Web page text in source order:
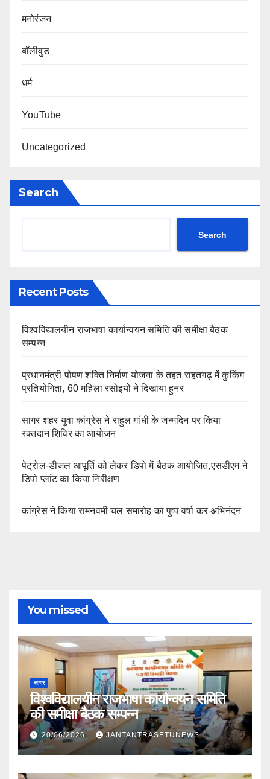
मनोरंजन
बॉलीवुड
धर्म
YouTube
Uncategorized
Search
Search
Recent Posts
विश्वविद्यालयीन राजभाषा कार्यान्वयन समिति की समीक्षा बैठक
सम्पन्न
प्रधानमंत्री पोषण शक्ति निर्माण योजना के तहत राहतगढ़ में कुकिंग
प्रतियोगिता, 60 महिला रसोइयों ने दिखाया हुनर
सागर शहर युवा कांग्रेस ने राहुल गांधी के जन्मदिन पर किया
रक्तदान शिविर का आयोजन
पेट्रोल-डीजल आपूर्ति को लेकर डिपो में बैठक आयोजित,एसडीएम ने
डिपो प्लांट का किया निरीक्षण
कांग्रेस ने किया रामनवमी चल समारोह का पुष्प वर्षा कर अभिनंदन
You missed
सागर
विश्वविद्यालयीन राजभाषा कार्यान्वयन समिति
की समीक्षा बैठक सम्पन्न
20/06/2026 JANTANTRASETUNEWS